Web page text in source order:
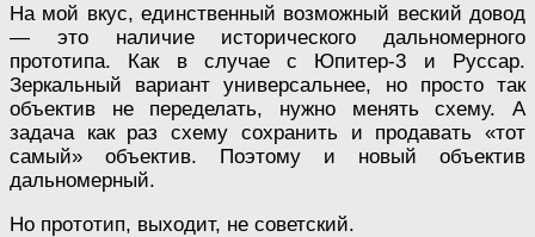
На мой вкус, единственный возможный веский довод
— это наличие исторического дальномерного
прототипа. Как в случае с Юпитер-3 и Руссар.
Зеркальный вариант универсальнее, но просто так
объектив не переделать, нужно менять схему. А
задача как раз схему сохранить и продавать «тот
самый» объектив. Поэтому и новый объектив
дальномерный.
Но прототип, выходит, не советский.